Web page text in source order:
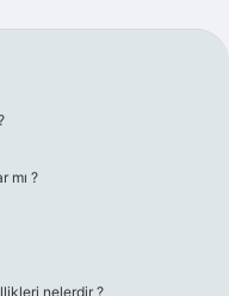
mı ?
nelerdir ?